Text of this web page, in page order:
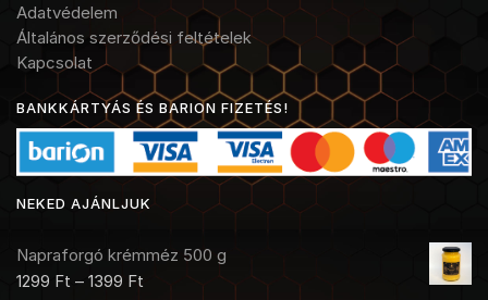
Adatvédelem
Általános szerződési feltételek
Kapcsolat
BANKKÁRTYÁS ÉS BARION FIZETÉS!
NEKED AJÁNLJUK
Napraforgó krémméz 500 g
1299 Ft – 1399 Ft